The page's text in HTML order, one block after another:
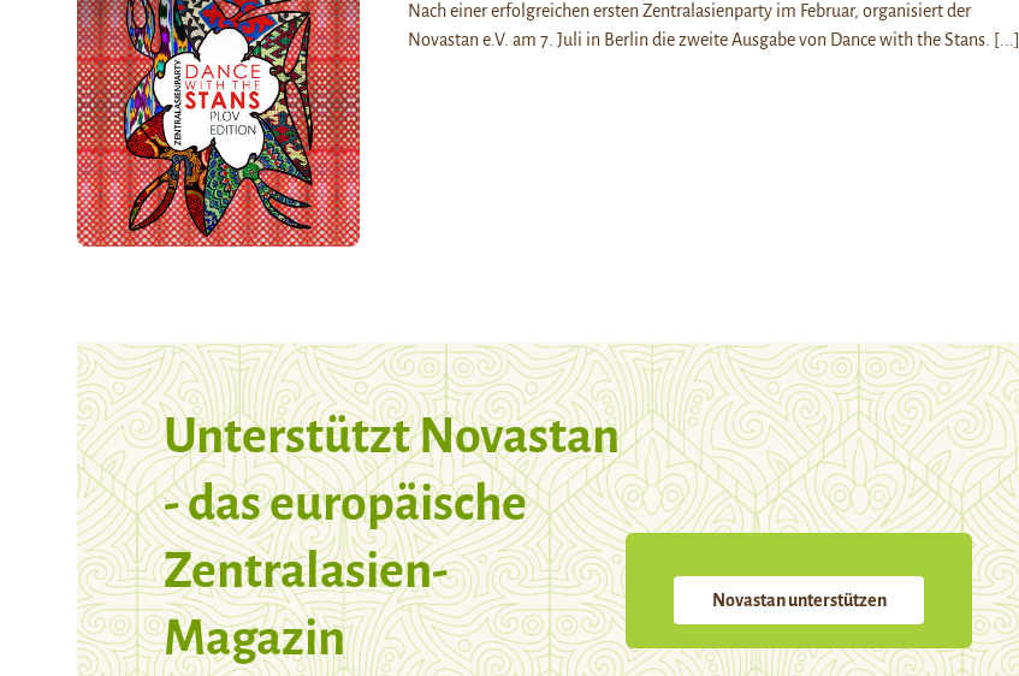
Nach einer erfolgreichen ersten Zentralasienparty im Februar, organisiert der
Novastan e.V. am 7. Juli in Berlin die zweite Ausgabe von Dance with the Stans. [...]
Unterstützt Novastan
- das europäische
Zentralasien-
Magazin
Novastan unterstützen